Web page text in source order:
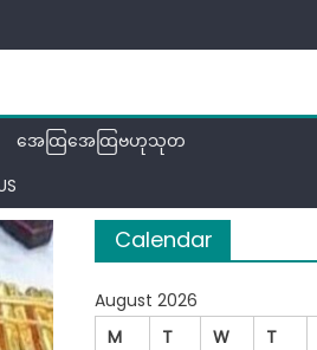
အေထြအေထြဗဟုသုတ
Calendar
August 2026
M
T W T